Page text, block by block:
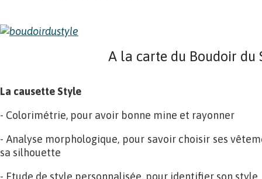
A la carte du Boudoir du
La causette Style
- Colorimétrie, pour avoir bonne mine et rayonner
- Analyse morphologique, pour savoir choisir ses
sa silhouette
- Etude de style personnalisée, pour identifier son style